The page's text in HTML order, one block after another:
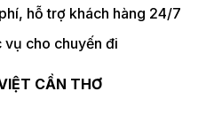
hỗ trợ khách hàng 24/7
vụ cho chuyến đi
CẦN THƠ